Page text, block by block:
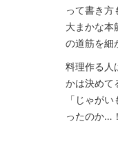
って書き方
大まかな本
の道筋を細
料理作る人
かは決めて
「じゃが
ったのか…